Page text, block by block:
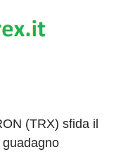
(TRX) sfida il